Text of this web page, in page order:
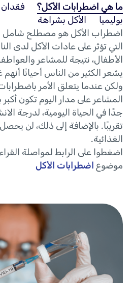
ما هي اضطرابات الأكل؟
بوليميا
الأكل بشراهة
اضطراب الأكل هو مصطلح شامل
التي تؤثر على عادات الأكل لدى
الأطفال، نتيجة للمشاعر
يشعر الكثير من الناس أحيانًا
ولكن عندما يتعلق الأمر
المشاعر على مدار اليوم تكون
جدًا في الحياة اليومية، لدرجة
تقريبًا. بالإضافة إلى ذلك، لن
الغذائية.
اضغطوا على الرابط لمواصلة
موضوع اضطرابات الأكل